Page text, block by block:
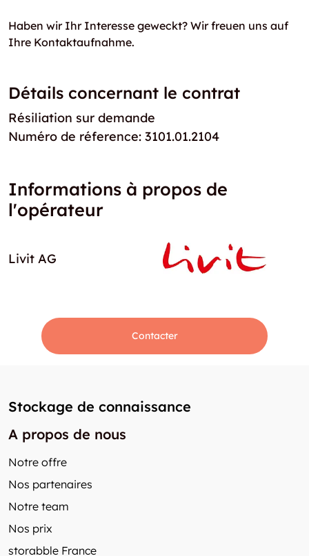
Haben wir Ihr Interesse geweckt? Wir freuen uns auf
Ihre Kontaktaufnahme.
Détails concernant le contrat
Résiliation sur demande
Numéro de réference: 3101.01.2104
Informations à propos de
l'opérateur
Livit AG
Contacter
Stockage de connaissance
A propos de nous
Notre offre
Nos partenaires
Notre team
Nos prix
storabble France